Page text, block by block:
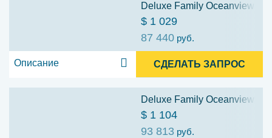
Deluxe Family Oceanview
$ 1 029
87 440 руб.
Описание СДЕЛАТЬ ЗАПРОС
Deluxe Family Oceanview
$ 1 104
93 813 руб.